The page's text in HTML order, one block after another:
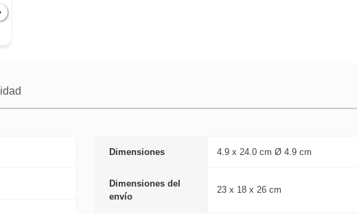
Dimensiones 4.9 x 24.0 cm Ø 4.9 cm
Dimensiones del
envío
23 x 18 x 26 cm